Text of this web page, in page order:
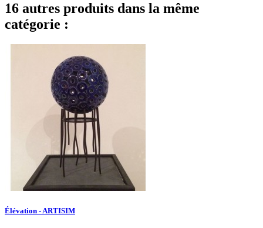
16 autres produits dans la même
catégorie :
Élévation - ARTISIM